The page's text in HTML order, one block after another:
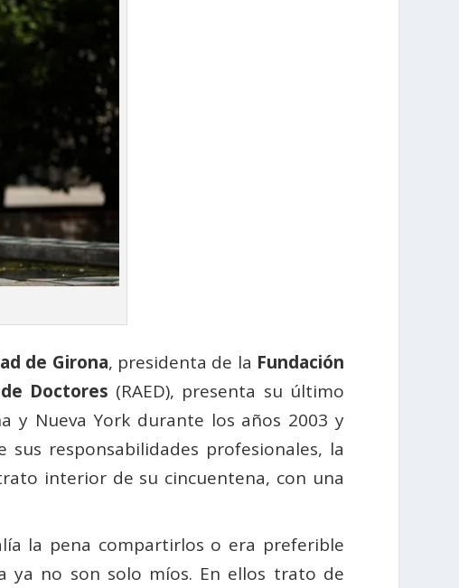
de Girona, presidenta de la Fundación
Doctores (RAED), presenta su último
y Nueva York durante los años 2003 y
responsabilidades profesionales, la
interior de su cincuentena, con una
la pena compartirlos o era preferible
ya no son solo míos. En ellos trato de